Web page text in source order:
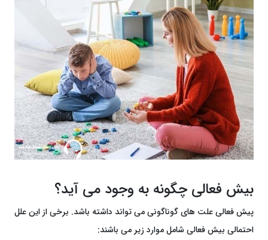
بیش فعالی چگونه به وجود می آید؟
پیش فعالی علت های گوناگونی می تواند داشته باشد. برخی از این علل
احتمالی بیش فعالی شامل موارد زیر می باشند: